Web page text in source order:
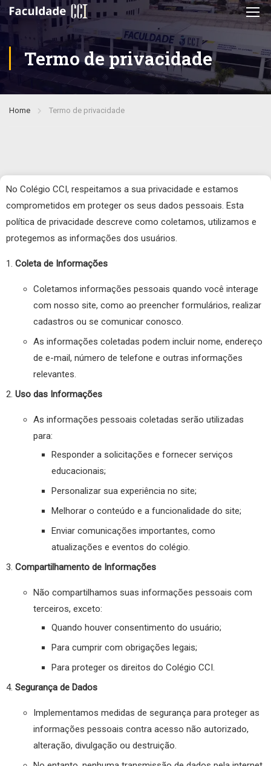
Termo de privacidade
Home Termo de privacidade
No Colégio CCI, respeitamos a sua privacidade e estamos
comprometidos em proteger os seus dados pessoais. Esta
política de privacidade descreve como coletamos, utilizamos e
protegemos as informações dos usuários.
Coleta de Informações
Coletamos informações pessoais quando você interage
com nosso site, como ao preencher formulários, realizar
cadastros ou se comunicar conosco.
As informações coletadas podem incluir nome, endereço
de e-mail, número de telefone e outras informações
relevantes.
Uso das Informações
As informações pessoais coletadas serão utilizadas
para:
Responder a solicitações e fornecer serviços
educacionais;
Personalizar sua experiência no site;
Melhorar o conteúdo e a funcionalidade do site;
Enviar comunicações importantes, como
atualizações e eventos do colégio.
Compartilhamento de Informações
Não compartilhamos suas informações pessoais com
terceiros, exceto:
Quando houver consentimento do usuário;
Para cumprir com obrigações legais;
Para proteger os direitos do Colégio CCI.
Segurança de Dados
Implementamos medidas de segurança para proteger as
informações pessoais contra acesso não autorizado,
alteração, divulgação ou destruição.